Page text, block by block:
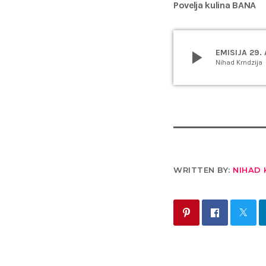
Povelja kulina BANA
play_arrow EMISIJA 29.
Nihad Krndzija
WRITTEN BY: NIHAD